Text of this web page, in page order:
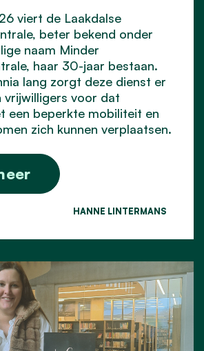
viert de Laakdalse
beter bekend onder
naam Minder
haar 30-jaar bestaan.
lang zorgt deze dienst er
vrijwilligers voor dat
een beperkte mobiliteit en
zich kunnen verplaatsen.
HANNE LINTERMANS